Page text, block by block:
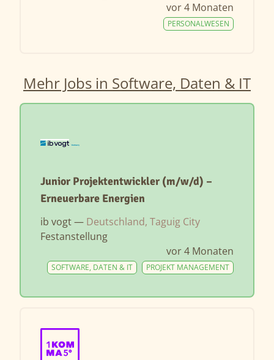
vor 4 Monaten
PERSONALWESEN
Mehr Jobs in Software, Daten & IT
Junior Projektentwickler (m/w/d) –
Erneuerbare Energien
ib vogt — Deutschland, Taguig City
Festanstellung
vor 4 Monaten
PROJEKT MANAGEMENT
SOFTWARE, DATEN & IT